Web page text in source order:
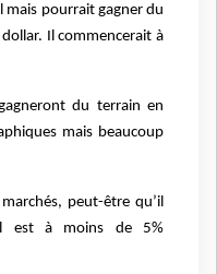
mais pourrait gagner du
Il commencerait à
du terrain en
mais beaucoup
peut-être qu’il
est à moins de 5%